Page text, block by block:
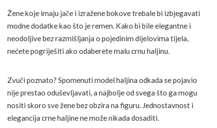
Žene koje imaju jače i izražene bokove trebale bi izbjegavati
modne dodatke kao što je remen. Kako bi bile elegantne i
neodoljive bez razmišljanja o pojedinim dijelovima tijela,
nećete pogriješiti ako odaberete malu crnu haljinu.
Zvuči poznato? Spomenuti model haljina odkada se pojavio
nije prestao oduševljavati, a najbolje od svega što ga mogu
nositi skoro sve žene bez obzira na figuru. Jednostavnost i
elegancija crne haljine ne može nikada dosaditi.